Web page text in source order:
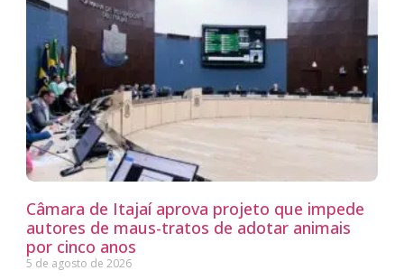
Câmara de Itajaí aprova projeto que impede
autores de maus-tratos de adotar animais
por cinco anos
5 de agosto de 2026